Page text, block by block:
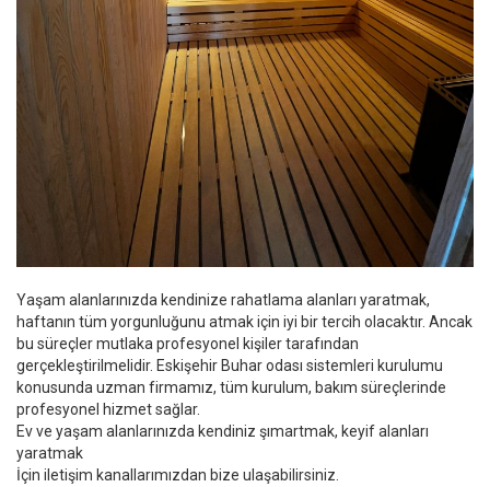
Yaşam alanlarınızda kendinize rahatlama alanları yaratmak,
haftanın tüm yorgunluğunu atmak için iyi bir tercih olacaktır. Ancak
bu süreçler mutlaka profesyonel kişiler tarafından
gerçekleştirilmelidir. Eskişehir Buhar odası sistemleri kurulumu
konusunda uzman firmamız, tüm kurulum, bakım süreçlerinde
profesyonel hizmet sağlar.
Ev ve yaşam alanlarınızda kendiniz şımartmak, keyif alanları
yaratmak
İçin iletişim kanallarımızdan bize ulaşabilirsiniz.